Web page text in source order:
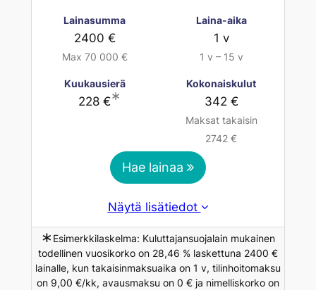
Lainasumma
2400 €
Max 70 000 €
Laina-aika
1 v
1 v – 15 v
Kuukausierä
228 €∗
Kokonaiskulut
342 €
Maksat takaisin
2742 €
Hae lainaa
Näytä lisätiedot
∗ Esimerkkilaskelma: Kuluttajansuojalain mukainen
todellinen vuosikorko on 28,46 % laskettuna 2400 €
lainalle, kun takaisinmaksuaika on 1 v, tilinhoitomaksu
on 9,00 €/kk, avausmaksu on 0 € ja nimelliskorko on